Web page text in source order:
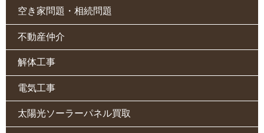
空き家問題・相続問題
不動産仲介
解体工事
電気工事
太陽光ソーラーパネル買取